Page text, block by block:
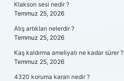
Klakson sesi nedir ?
Temmuz 25, 2026
Atış artıkları nelerdir ?
Temmuz 25, 2026
Kaş kaldırma ameliyatı ne kadar sürer ?
Temmuz 25, 2026
4320 koruma kararı nedir ?